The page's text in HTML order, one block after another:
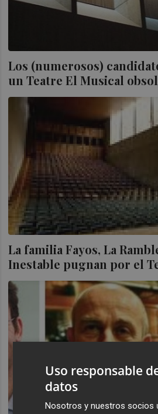
Los (numerosos)
un Teatre El Musical
La familia Fayos, La
Inestable pugnan por el
Uso responsable
datos
Nosotros y nuestros socios